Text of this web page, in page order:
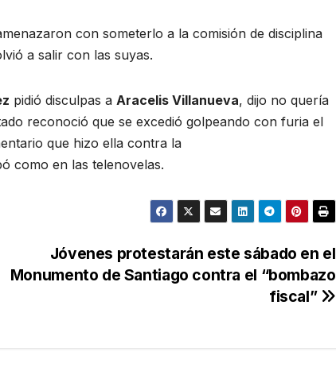
con someterlo a la comisión de disciplina
a salir con las suyas.
pidió disculpas a Aracelis Villanueva, dijo no quería
reconoció que se excedió golpeando con furia el
que hizo ella contra la
como en las telenovelas.
Jóvenes protestarán este sábado en el
Monumento de Santiago contra el “bombazo
fiscal”